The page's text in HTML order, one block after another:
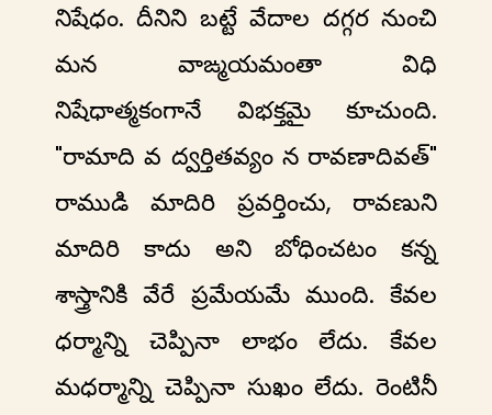
నిషేధం. దీనిని బట్టే వేదాల దగ్గర నుంచి
మన వాఙ్మయమంతా విధి
నిషేధాత్మకంగానే విభక్తమై కూచుంది.
"రామాది వ ద్వర్తితవ్యం న రావణాదివత్"
రాముడి మాదిరి ప్రవర్తించు, రావణుని
మాదిరి కాదు అని బోధించటం కన్న
శాస్త్రానికి వేరే ప్రమేయమే ముంది. కేవల
ధర్మాన్ని చెప్పినా లాభం లేదు. కేవల
మధర్మాన్ని చెప్పినా సుఖం లేదు. రెంటినీ